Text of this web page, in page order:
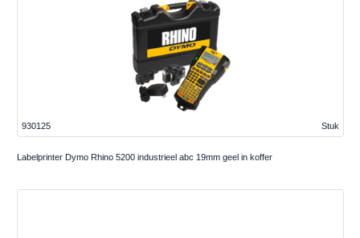
Stuk
930125
Labelprinter Dymo Rhino 5200 industrieel abc 19mm geel in koffer